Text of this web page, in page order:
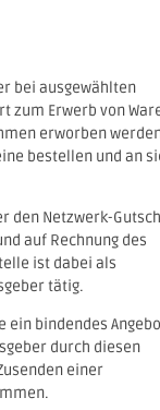
bei ausgewählten
zum Erwerb von
erworben
bestellen und an
den Netzwerk-
auf Rechnung des
ist dabei als
tätig.
bindendes
durch diesen
einer